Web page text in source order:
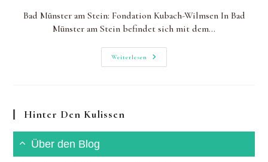
Bad Münster am Stein: Fondation Kubach-Wilmsen In Bad
Münster am Stein befindet sich mit dem…
Weiterlesen
Wo
Die
Hinter Den Kulissen
Über den Blog